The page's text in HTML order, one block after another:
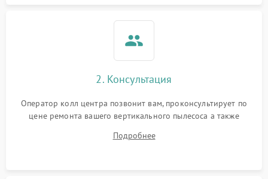
2. Консультация
Оператор колл центра позвонит вам, проконсультирует по
цене ремонта вашего вертикального пылесоса а также
Подробнее